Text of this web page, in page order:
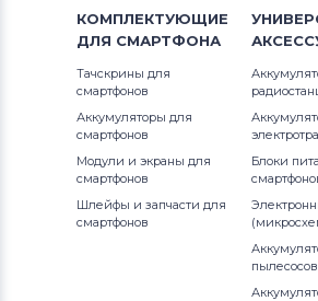
Блоки питания для
Epson
Блоки питания для
Huawei
Блоки питания для
QNAP
Блоки питания для
732
КОМПЛЕКТУЮЩИЕ
ДЛЯ СМАРТФОНА
Тачскрины для
смартфонов
Аккумуляторы для
смартфонов
Модули и экраны для
смартфонов
Шлейфы и запчасти для
смартфонов
Блоки
пылесосов